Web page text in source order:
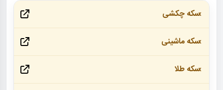
سکه چکشی
سکه ماشینی
سکه طلا